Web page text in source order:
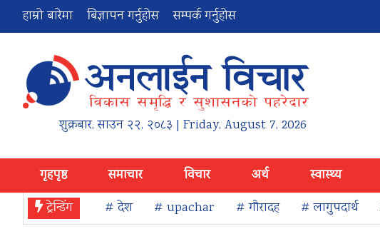
हाम्रो बारेमा बिज्ञापन गर्नुहोस सम्पर्क गर्नुहोस
शुक्रबार,साउन २२, २०८३ | Friday, August 7, 2026
गृहपृष्ठ समाचार विचार अर्थ स्वास्थ्य
ट्रेन्डिंग
# देश # upachar # गौरादह # लागुपदार्थ